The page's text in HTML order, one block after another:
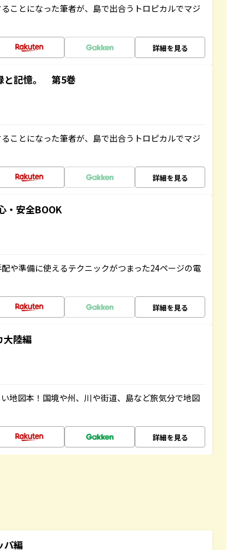
ことになった筆者が、島で出合うトロピカルでマジ
詳細を見る
と記憶。 第5巻
ことになった筆者が、島で出合うトロピカルでマジ
詳細を見る
・安全BOOK
や準備に使えるテクニックがつまった24ページの電
詳細を見る
陸編
地図本！国境や州、川や街道、島など旅気分で地図
詳細を見る
編